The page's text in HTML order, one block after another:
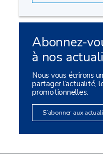
Abonnez-
à nos
Nous vous écrirons
partager l’actualité,
promotionnelles.
S’abonner aux